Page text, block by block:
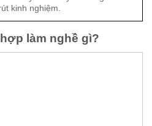
kinh nghiệm.
làm nghề gì?